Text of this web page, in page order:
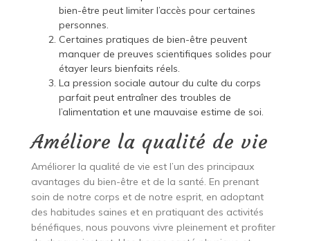
bien-être peut limiter l’accès pour certaines
personnes.
Certaines pratiques de bien-être peuvent
manquer de preuves scientifiques solides pour
étayer leurs bienfaits réels.
La pression sociale autour du culte du corps
parfait peut entraîner des troubles de
l’alimentation et une mauvaise estime de soi.
Améliore la qualité de vie
Améliorer la qualité de vie est l’un des principaux
avantages du bien-être et de la santé. En prenant
soin de notre corps et de notre esprit, en adoptant
des habitudes saines et en pratiquant des activités
bénéfiques, nous pouvons vivre pleinement et profiter